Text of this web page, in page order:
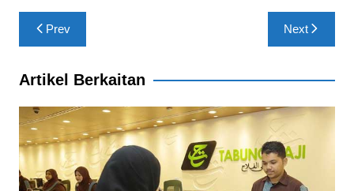
b
o
o
k
A
p
p
Post
navigation
Prev Next
Artikel Berkaitan